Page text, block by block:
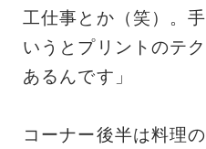
工仕事とか（笑）。
いうとプリントのテ
あるんです」
コーナー後半は料理